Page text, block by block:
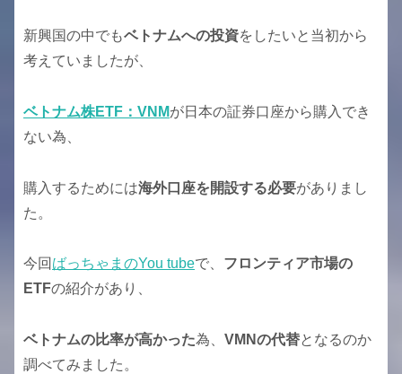
新興国の中でもベトナムへの投資をしたいと当初から
考えていましたが、
ベトナム株ETF：VNMが日本の証券口座から購入でき
ない為、
購入するためには海外口座を開設する必要がありまし
た。
今回 ばっちゃまのYou tubeで、 フロンティア市場の
ETFの紹介があり、
ベトナムの比率が高かった為、 VMNの代替となるのか
調べてみました。